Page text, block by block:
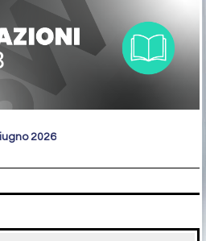
2026